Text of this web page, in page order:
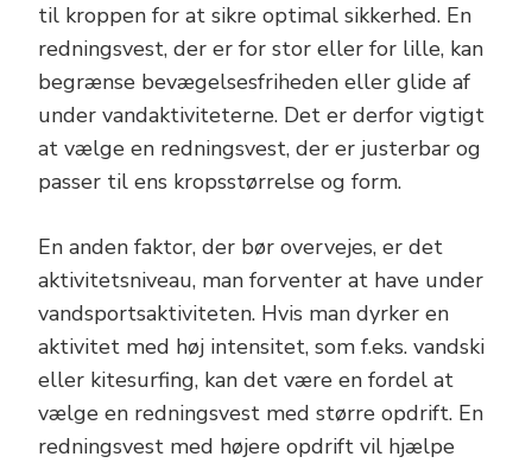
til kroppen for at sikre optimal sikkerhed. En
redningsvest, der er for stor eller for lille, kan
begrænse bevægelsesfriheden eller glide af
under vandaktiviteterne. Det er derfor vigtigt
at vælge en redningsvest, der er justerbar og
passer til ens kropsstørrelse og form.
En anden faktor, der bør overvejes, er det
aktivitetsniveau, man forventer at have under
vandsportsaktiviteten. Hvis man dyrker en
aktivitet med høj intensitet, som f.eks. vandski
eller kitesurfing, kan det være en fordel at
vælge en redningsvest med større opdrift. En
redningsvest med højere opdrift vil hjælpe